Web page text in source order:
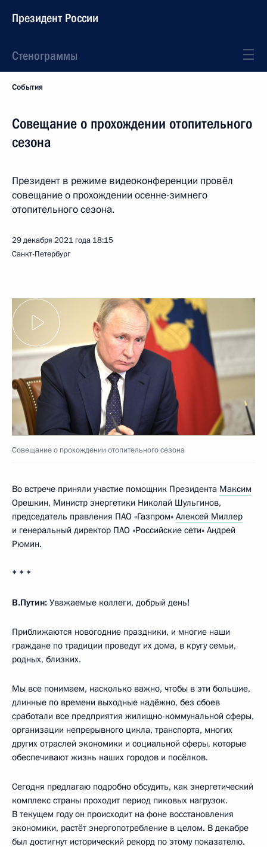
Президент России
Стенограммы
События
Совещание о прохождении отопительного
сезона
Президент в режиме видеоконференции провёл
совещание о прохождении осенне-зимнего
отопительного сезона.
29 декабря 2021 года 18:15
Санкт-Петербург
Совещание о прохождении отопительного сезона
Во встрече приняли участие помощник Президента Максим
Орешкин, Министр энергетики Николай Шульгинов,
председатель правления ПАО «Газпром» Алексей Миллер
и генеральный директор ПАО «Российские сети» Андрей
Рюмин.
* * *
В.Путин: Уважаемые коллеги, добрый день!
Приближаются новогодние праздники, и многие наши
граждане по традиции проведут их дома, в кругу семьи,
родных, близких.
Мы все понимаем, насколько важно, чтобы в эти большие,
длинные по времени выходные надёжно, без сбоев
сработали все предприятия жилищно-коммунальной сферы,
организации непрерывного цикла, транспорта, многих
других отраслей экономики и социальной сферы, которые
обеспечивают жизнь наших городов и посёлков.
Сегодня предлагаю подробно обсудить, как энергетический
комплекс страны проходит период пиковых нагрузок.
В текущем году он происходит на фоне восстановления
экономики, растёт энергопотребление в целом. В декабре
был достигнут исторический рекорд по этому показателю.